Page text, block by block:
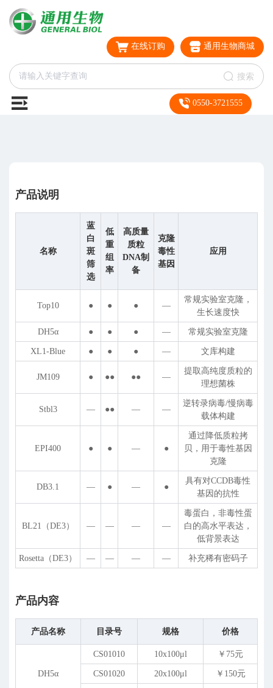
在线订购 通用生物商城
搜索
0550-3721555
产品说明
名称
蓝
白
斑
筛
选
低
重
组
率
高质量
质粒
DNA制
备
克隆
毒性
基因
应用
Top10 ● ● ● —
常规实验室克隆，
生长速度快
DH5α ● ● ● — 常规实验室克隆
XL1-Blue ● ● ● — 文库构建
JM109 ● ●● ●● —
提取高纯度质粒的
理想菌株
Stbl3 — ●● — —
逆转录病毒/慢病毒
载体构建
EPI400 ● ● — ●
通过降低质粒拷
贝，用于毒性基因
克隆
DB3.1 — ● — ●
具有对CCDB毒性
基因的抗性
BL21（DE3） — — — —
毒蛋白，非毒性蛋
白的高水平表达，
低背景表达
Rosetta（DE3） — — — — 补充稀有密码子
产品内容
产品名称 目录号 规格 价格
DH5α
CS01010 10x100μl ￥75元
CS01020 20x100μl ￥150元